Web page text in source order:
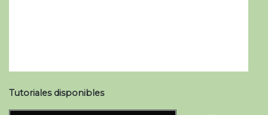
Tutoriales disponibles